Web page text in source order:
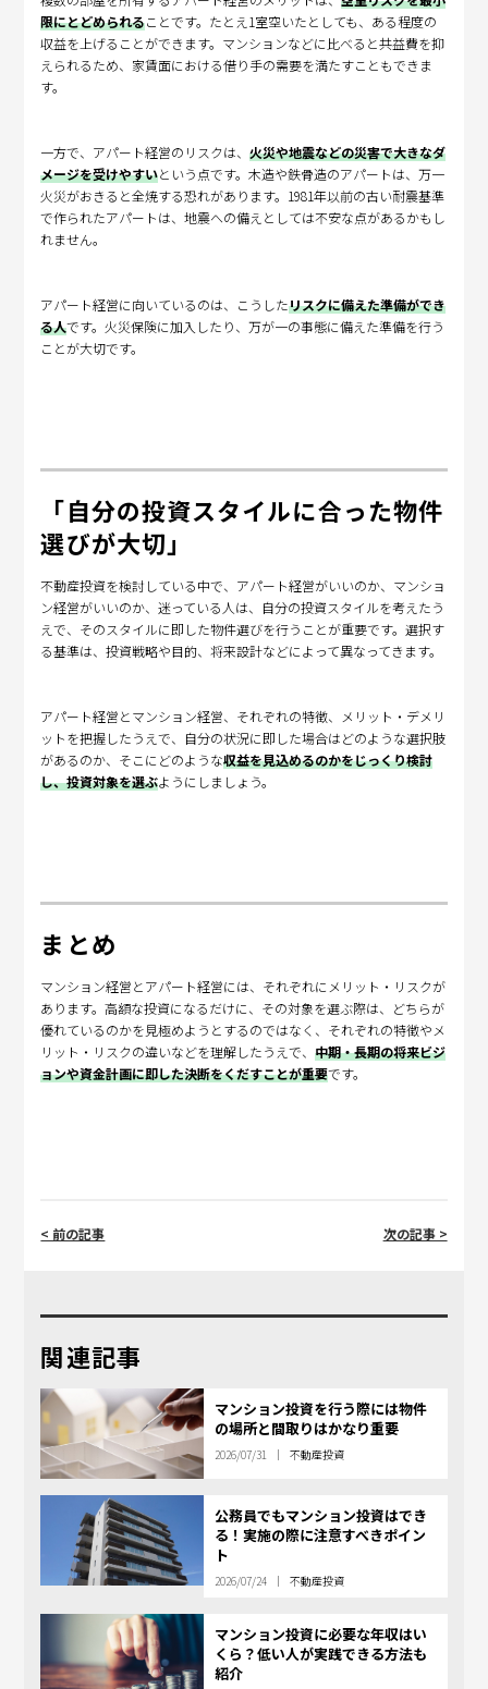
限にとどめられることです。たとえ1室空いたとしても、ある程度の
収益を上げることができます。マンションなどに比べると共益費を抑
えられるため、家賃面における借り手の需要を満たすこともできま
す。
一方で、アパート経営のリスクは、火災や地震などの災害で大きなダ
メージを受けやすいという点です。木造や鉄骨造のアパートは、万一
火災がおきると全焼する恐れがあります。1981年以前の古い耐震基準
で作られたアパートは、地震への備えとしては不安な点があるかもし
れません。
アパート経営に向いているのは、こうしたリスクに備えた準備ができ
る人です。火災保険に加入したり、万が一の事態に備えた準備を行う
ことが大切です。
「自分の投資スタイルに合った物件
選びが大切」
不動産投資を検討している中で、アパート経営がいいのか、マンショ
ン経営がいいのか、迷っている人は、自分の投資スタイルを考えたう
えで、そのスタイルに即した物件選びを行うことが重要です。選択す
る基準は、投資戦略や目的、将来設計などによって異なってきます。
アパート経営とマンション経営、それぞれの特徴、メリット・デメリ
ットを把握したうえで、自分の状況に即した場合はどのような選択肢
があるのか、そこにどのような収益を見込めるのかをじっくり検討
し、投資対象を選ぶようにしましょう。
まとめ
マンション経営とアパート経営には、それぞれにメリット・リスクが
あります。高額な投資になるだけに、その対象を選ぶ際は、どちらが
優れているのかを見極めようとするのではなく、それぞれの特徴やメ
リット・リスクの違いなどを理解したうえで、中期・長期の将来ビジ
ョンや資金計画に即した決断をくだすことが重要です。
< 前の記事 次の記事 >
関連記事
マンション投資を行う際には物件
の場所と間取りはかなり重要
2026/07/31 不動産投資
公務員でもマンション投資はでき
る！実施の際に注意すべきポイン
ト
2026/07/24 不動産投資
マンション投資に必要な年収はい
くら？低い人が実践できる方法も
紹介